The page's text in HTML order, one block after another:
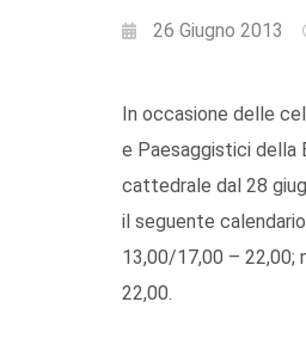
26 Giugno 2013
In occasione delle
e Paesaggistici della
cattedrale dal 28
il seguente
13,00/17,00 – 22,00;
22,00.